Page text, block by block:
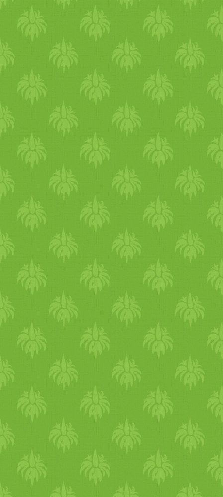
fogyasztani nagyobb
mennyiségben. Gyönyörű
májusi napokat kívánok :)
szeretettel:KAti
dobozban tartva hetekig
Bár nem fog addig tartani,
garantálom! Jegyzetek A
recepthez használt bögre 250
ml-es. Ha nincs
juharszirupunk,
helyettesíthetjük agavé- vagy
rizssziruppal. A
el is hagyhatjuk, így teljesen
cukormentes lesz a granola.
3.5.3229 És íme a csodás
vegán narancsos testradír,
amit Ildi készített nektek…
receptért és csomagolási
ötletekért kattintsatok át ide.